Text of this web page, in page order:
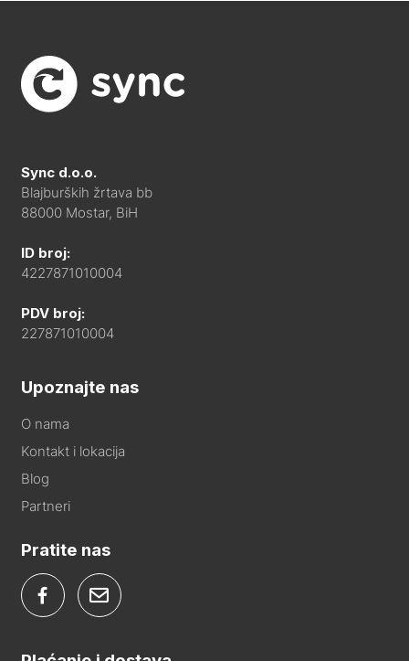
Sync d.o.o.
Blajburških žrtava bb
88000 Mostar, BiH
ID broj:
4227871010004
PDV broj:
227871010004
Upoznajte nas
O nama
Kontakt i lokacija
Blog
Partneri
Pratite nas